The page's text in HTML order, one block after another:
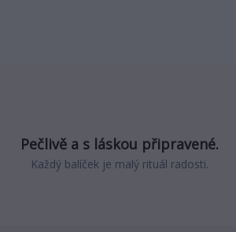
Pečlivě a s láskou připravené.
Každý balíček je malý rituál radosti.